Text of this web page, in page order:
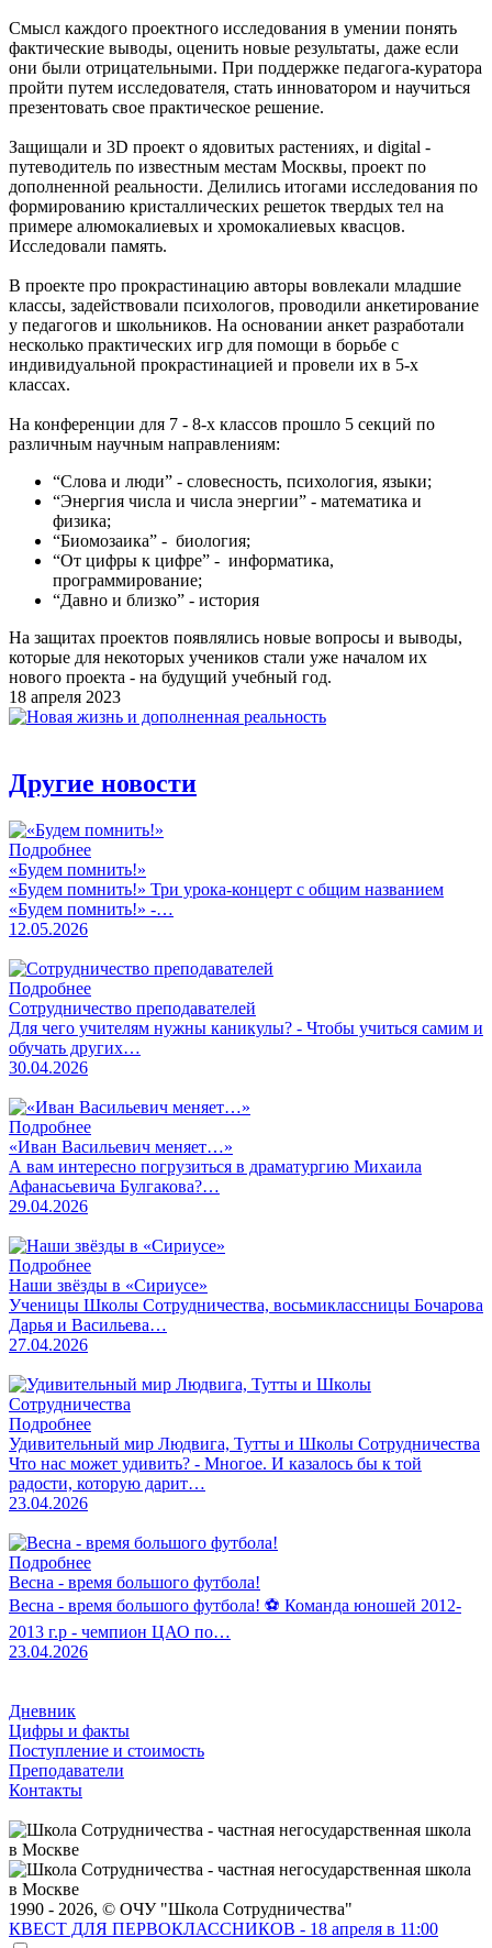
Смысл каждого проектного исследования в умении понять
фактические выводы, оценить новые результаты, даже если
они были отрицательными. При поддержке педагога-куратора
пройти путем исследователя, стать инноватором и научиться
презентовать свое практическое решение.
Защищали и 3D проект о ядовитых растениях, и digital -
путеводитель по известным местам Москвы, проект по
дополненной реальности. Делились итогами исследования по
формированию кристаллических решеток твердых тел на
примере алюмокалиевых и хромокалиевых квасцов.
Исследовали память.
В проекте про прокрастинацию авторы вовлекали младшие
классы, задействовали психологов, проводили анкетирование
у педагогов и школьников. На основании анкет разработали
несколько практических игр для помощи в борьбе с
индивидуальной прокрастинацией и провели их в 5-х
классах.
На конференции для 7 - 8-х классов прошло 5 секций по
различным научным направлениям:
“Слова и люди” - словесность, психология, языки;
“Энергия числа и числа энергии” - математика и
физика;
“Биомозаика” - биология;
“От цифры к цифре” - информатика,
программирование;
“Давно и близко” - история
На защитах проектов появлялись новые вопросы и выводы,
которые для некоторых учеников стали уже началом их
нового проекта - на будущий учебный год.
18 апреля 2023
Другие новости
Подробнее
«Будем помнить!»
«Будем помнить!» Три урока-концерт с общим названием
«Будем помнить!» -…
12.05.2026
Подробнее
Сотрудничество преподавателей
Для чего учителям нужны каникулы? - Чтобы учиться самим и
обучать других…
30.04.2026
Подробнее
«Иван Васильевич меняет…»
А вам интересно погрузиться в драматургию Михаила
Афанасьевича Булгакова?…
29.04.2026
Подробнее
Наши звёзды в «Сириусе»
Ученицы Школы Сотрудничества, восьмиклассницы Бочарова
Дарья и Васильева…
27.04.2026
Подробнее
Удивительный мир Людвига, Тутты и Школы Сотрудничества
Что нас может удивить? - Многое. И казалось бы к той
радости, которую дарит…
23.04.2026
Подробнее
Весна - время большого футбола!
Весна - время большого футбола! ⚽️ Команда юношей 2012-
2013 г.р - чемпион ЦАО по…
23.04.2026
Дневник
Цифры и факты
Поступление и стоимость
Преподаватели
Контакты
1990 - 2026, © ОЧУ "Школа Сотрудничества"
КВЕСТ ДЛЯ ПЕРВОКЛАССНИКОВ - 18 апреля в 11:00